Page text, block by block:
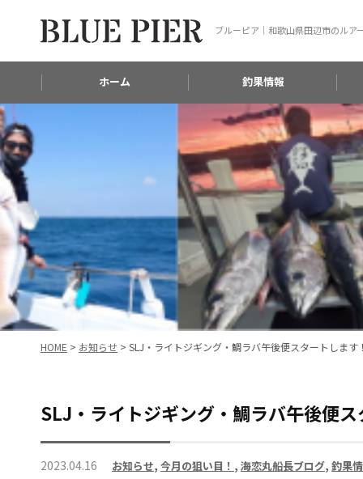
ブルーピア｜和歌山県田辺市のルア
ホーム 釣果情報
HOME > お知らせ > SLJ・ライトジギング・鯛ラバ午後便スタートします
SLJ・ライトジギング・鯛ラバ午後便
2023.04.16 お知らせ, 今月の狙い目！ , 海恋丸船長ブログ, 釣果